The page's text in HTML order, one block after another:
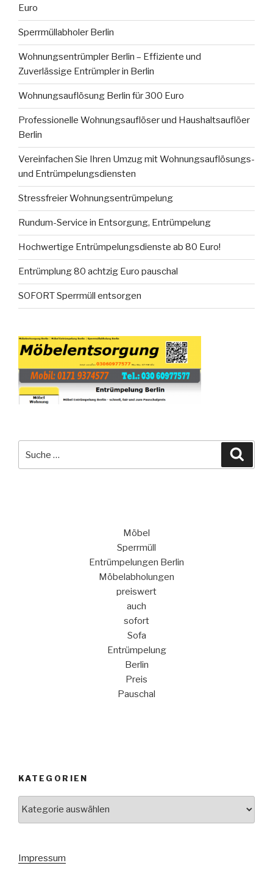
Euro
Sperrmüllabholer Berlin
Wohnungsentrümpler Berlin – Effiziente und
Zuverlässige Entrümpler in Berlin
Wohnungsauflösung Berlin für 300 Euro
Professionelle Wohnungsauflöser und Haushaltsauflöer
Berlin
Vereinfachen Sie Ihren Umzug mit Wohnungsauflösungs-
und Entrümpelungsdiensten
Stressfreier Wohnungsentrümpelung
Rundum-Service in Entsorgung, Entrümpelung
Hochwertige Entrümpelungsdienste ab 80 Euro!
Entrümplung 80 achtzig Euro pauschal
SOFORT Sperrmüll entsorgen
Möbel
Sperrmüll
Entrümpelungen Berlin
Möbelabholungen
preiswert
auch
sofort
Sofa
Entrümpelung
Berlin
Preis
Pauschal
KATEGORIEN
Impressum